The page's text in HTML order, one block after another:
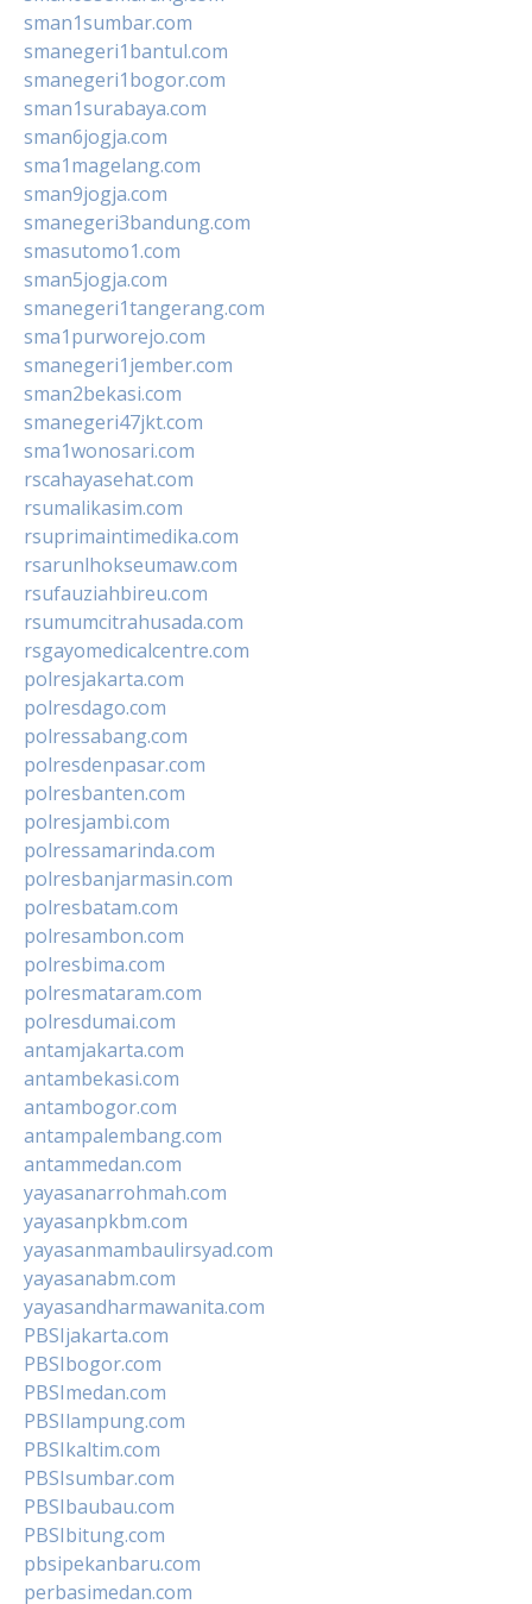
sman1sumbar.com
smanegeri1bantul.com
smanegeri1bogor.com
sman1surabaya.com
sman6jogja.com
sma1magelang.com
sman9jogja.com
smanegeri3bandung.com
smasutomo1.com
sman5jogja.com
smanegeri1tangerang.com
sma1purworejo.com
smanegeri1jember.com
sman2bekasi.com
smanegeri47jkt.com
sma1wonosari.com
rscahayasehat.com
rsumalikasim.com
rsuprimaintimedika.com
rsarunlhokseumaw.com
rsufauziahbireu.com
rsumumcitrahusada.com
rsgayomedicalcentre.com
polresjakarta.com
polresdago.com
polressabang.com
polresdenpasar.com
polresbanten.com
polresjambi.com
polressamarinda.com
polresbanjarmasin.com
polresbatam.com
polresambon.com
polresbima.com
polresmataram.com
polresdumai.com
antamjakarta.com
antambekasi.com
antambogor.com
antampalembang.com
antammedan.com
yayasanarrohmah.com
yayasanpkbm.com
yayasanmambaulirsyad.com
yayasanabm.com
yayasandharmawanita.com
PBSIjakarta.com
PBSIbogor.com
PBSImedan.com
PBSIlampung.com
PBSIkaltim.com
PBSIsumbar.com
PBSIbaubau.com
PBSIbitung.com
pbsipekanbaru.com
perbasimedan.com